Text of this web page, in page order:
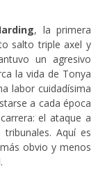
, la primera
salto triple axel y
un agresivo
la vida de Tonya
labor cuidadísima
a cada época
el ataque a
Aquí es
obvio y menos